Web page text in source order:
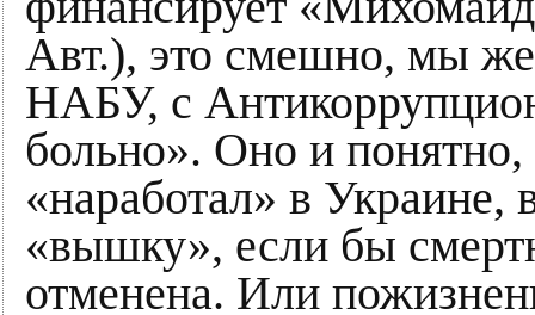
Авт.), это смешно, мы
НАБУ, с
больно». Оно и
«наработал» в
«вышку», если бы
отменена. Или